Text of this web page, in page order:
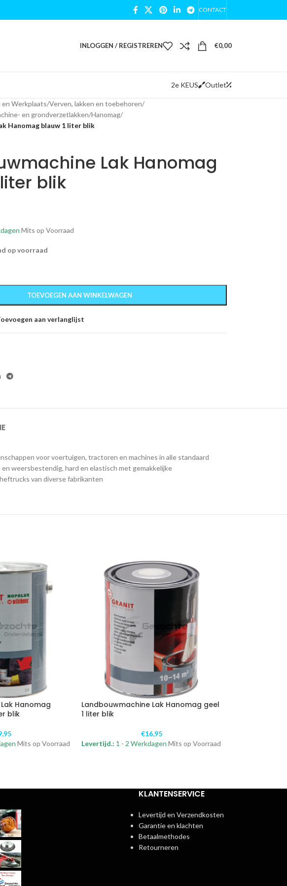
CONTACT
INLOGGEN / REGISTREREN €0,00
2e KEUS Outlet
Werkplaats/Verven, lakken en toebehoren/
en grondverzetlakken/Hanomag/
Hanomag blauw 1 liter blik
Lak Hanomag
blik
Mits op Voorraad
op voorraad
TOEVOEGEN AAN WINKELWAGEN
aan verlanglijst
voor voertuigen, tractoren en machines in alle standaard
weersbestendig, hard en elastisch met gemakkelijke
van diverse fabrikanten
Hanomag
blik
Mits op Voorraad
Landbouwmachine Lak Hanomag geel
1 liter blik
€16,95
Levertijd.: 1 - 2 Werkdagen Mits op Voorraad
KLANTENSERVICE
Levertijd en Verzendkosten
Garantie en klachten
Betaalmethodes
Retourneren